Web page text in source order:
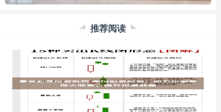
推荐阅读